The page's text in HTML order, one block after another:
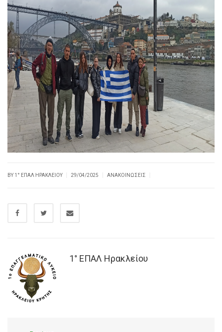
BY1° ΕΠΑΛ ΗΡΑΚΛΕΊΟΥ 29/04/2025 ΑΝΑΚΟΙΝΏΣΕΙΣ
1° ΕΠΑΛ Ηρακλείου